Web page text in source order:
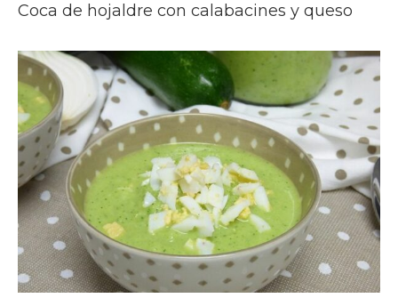
Coca de hojaldre con calabacines y queso